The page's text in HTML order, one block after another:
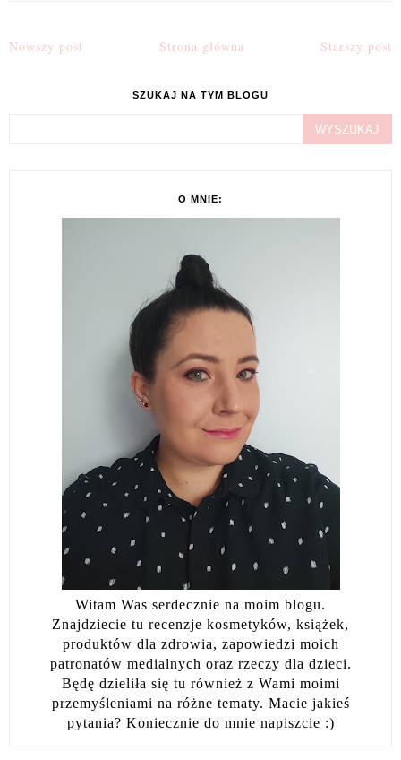
Nowszy post Starszy post
Strona główna
SZUKAJ NA TYM BLOGU
O MNIE:
Witam Was serdecznie na moim blogu.
Znajdziecie tu recenzje kosmetyków, książek,
produktów dla zdrowia, zapowiedzi moich
patronatów medialnych oraz rzeczy dla dzieci.
Będę dzieliła się tu również z Wami moimi
przemyśleniami na różne tematy. Macie jakieś
pytania? Koniecznie do mnie napiszcie :)